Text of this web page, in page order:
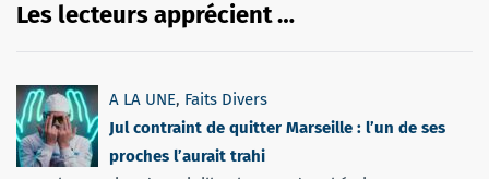
Les lecteurs apprécient …
A LA UNE, Faits Divers
Jul contraint de quitter Marseille : l’un de ses
proches l’aurait trahi